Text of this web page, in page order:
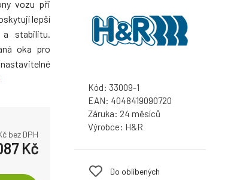
vozu při
lepší
stabilitu.
oka pro
bez DPH
Kč
Kód: 33009-1
EAN: 4048419090720
Záruka: 24
Výrobce: H&R
Do oblíbených